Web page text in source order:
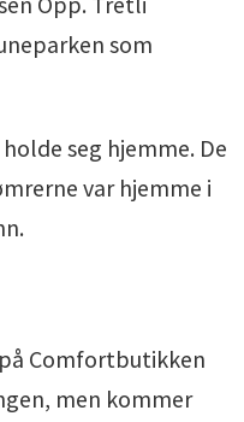
som
seg hjemme. De
var hjemme i
Comfortbutikken
men kommer